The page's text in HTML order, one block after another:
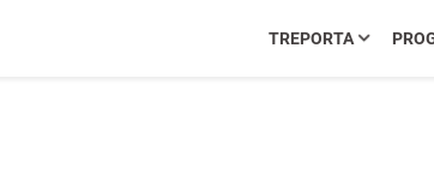
TREPORTA